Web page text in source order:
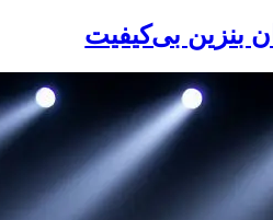
بنزین بی‌کیفیت